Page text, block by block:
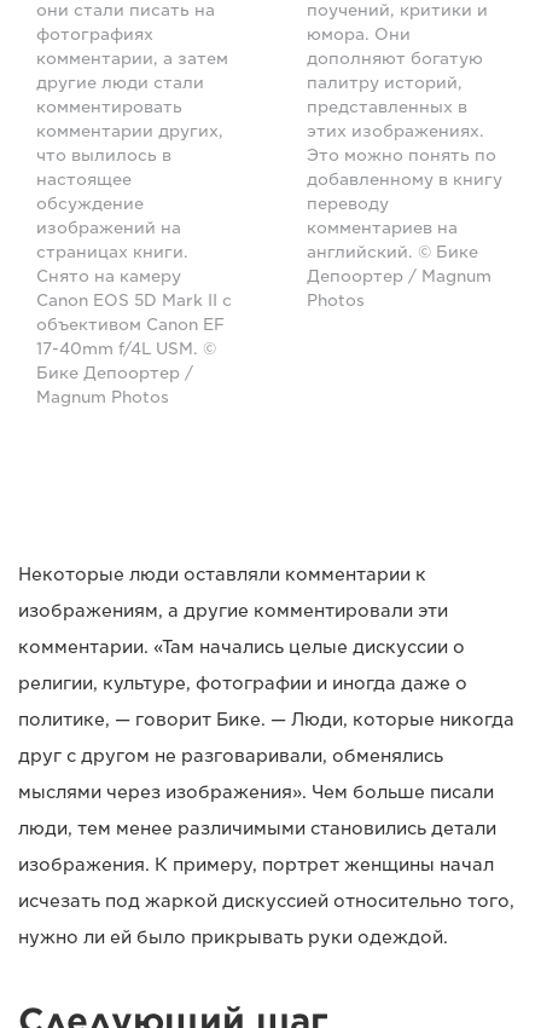
они стали писать на
фотографиях
комментарии, а затем
другие люди стали
комментировать
комментарии других,
что вылилось в
настоящее
обсуждение
изображений на
страницах книги.
Снято на камеру
Canon EOS 5D Mark II с
объективом Canon EF
17-40mm f/4L USM. ©
Бике Депоортер /
Magnum Photos
поучений, критики и
юмора. Они
дополняют богатую
палитру историй,
представленных в
этих изображениях.
Это можно понять по
добавленному в книгу
переводу
комментариев на
английский. © Бике
Депоортер / Magnum
Photos
Некоторые люди оставляли комментарии к
изображениям, а другие комментировали эти
комментарии. «Там начались целые дискуссии о
религии, культуре, фотографии и иногда даже о
политике, — говорит Бике. — Люди, которые никогда
друг с другом не разговаривали, обменялись
мыслями через изображения». Чем больше писали
люди, тем менее различимыми становились детали
изображения. К примеру, портрет женщины начал
исчезать под жаркой дискуссией относительно того,
нужно ли ей было прикрывать руки одеждой.